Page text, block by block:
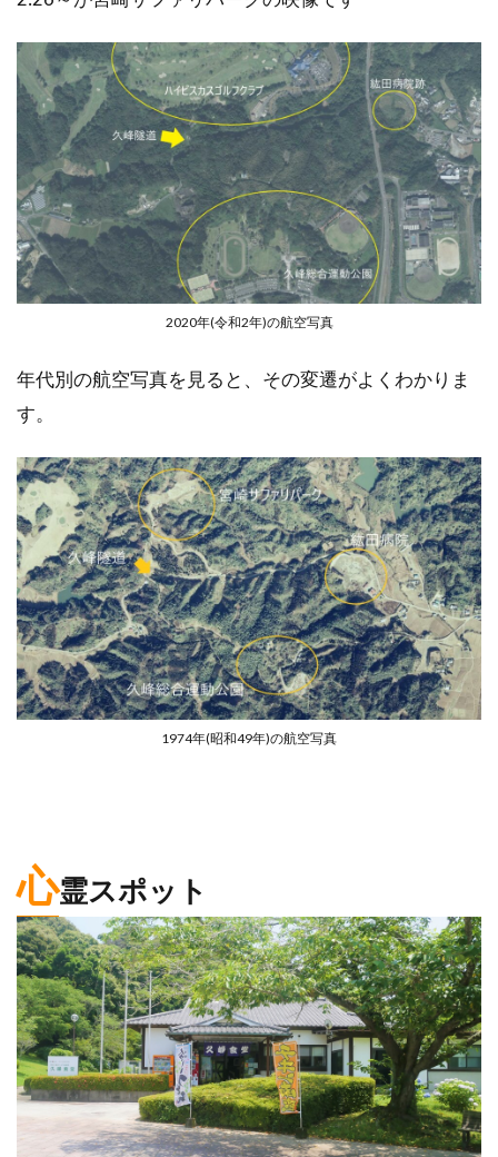
2020年(令和2年)の航空写真
年代別の航空写真を見ると、その変遷がよくわかりま
す。
1974年(昭和49年)の航空写真
心霊スポット